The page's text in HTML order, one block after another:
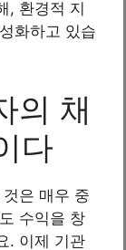
, 환경적 지
화하고 있습
의 채
다
은 매우 중
수익을 창
. 이제 기관